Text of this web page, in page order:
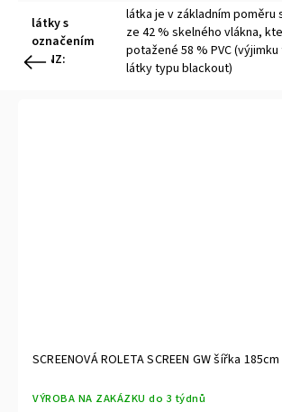
látky s
označením
STNZ:
látka je v základním poměru
ze 42 % skelného vlákna,
potažené 58 % PVC
látky typu blackout)
Previous
SCREENOVÁ ROLETA SCREEN GW
VÝROBA NA ZAKÁZKU do 3 týdnů